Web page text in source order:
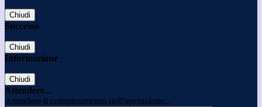
Chiudi
Successo
Chiudi
Informazione
Chiudi
Attendere...
Attendere il completamento dell'operazione...